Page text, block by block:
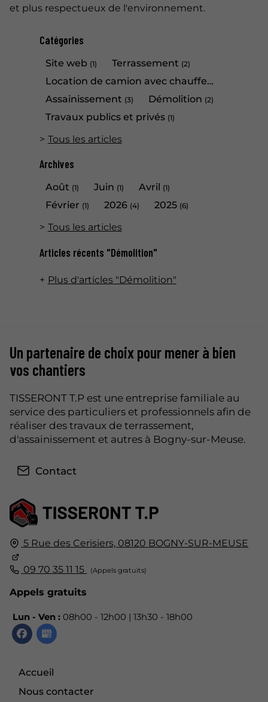
Catégories
Site web (1) Terrassement (2)
Location de camion avec chauffeur
Assainissement (3) Démolition (2)
Travaux publics et privés (1)
Tous les articles
Archives
Août (1) Juin (1) Avril (1)
Février (1) 2026 (4) 2025 (6)
Tous les articles
Articles récents "Démolition"
Plus d'articles "Démolition"
et plus respectueux de l'environnement.
5 Rue des Cerisiers, 08120 BOGNY-SUR-MEUSE
09 70 35 11 15
Appels gratuits
Lun - Ven : 08h00 - 12h00 | 13h30 - 18h00
Accueil
Nous contacter
Un partenaire de choix pour mener à bien
vos chantiers
TISSERONT T.P est une entreprise familiale au
service des particuliers et professionnels afin de
réaliser des travaux de terrassement,
d'assainissement et autres à Bogny-sur-Meuse.
Contact